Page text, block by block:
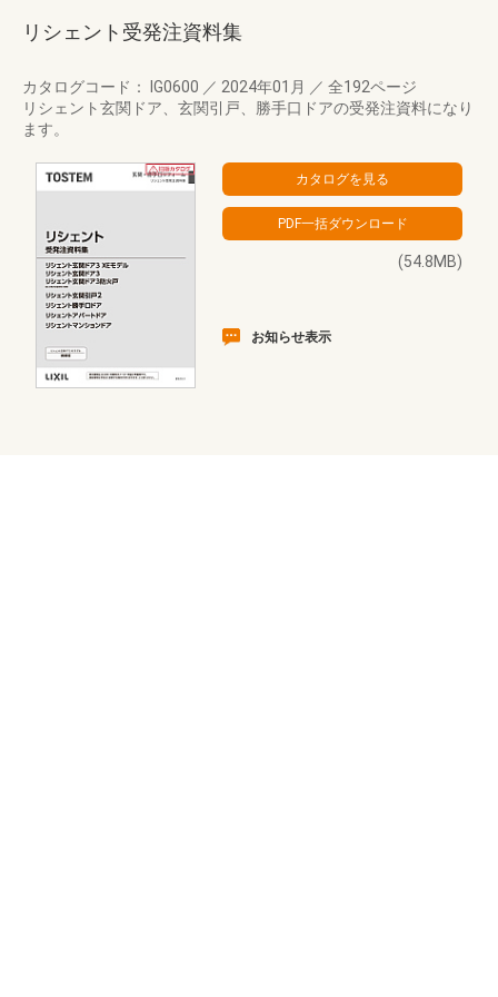
リシェント受発注資料集
カタログコード： IG0600 ／ 2024年01月 ／ 全192ページ
リシェント玄関ドア、玄関引戸、勝手口ドアの受発注資料になり
ます。
(54.8MB)
お知らせ表示